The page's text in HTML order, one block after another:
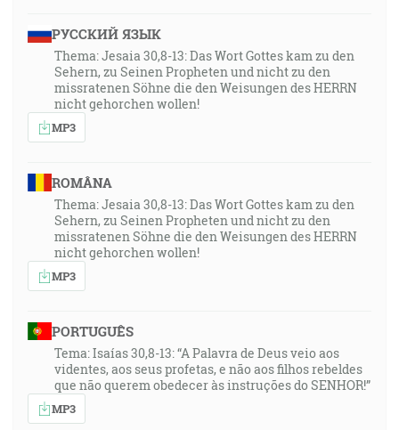
РУССКИЙ ЯЗЫК
Thema: Jesaia 30,8-13: Das Wort Gottes kam zu den
Sehern, zu Seinen Propheten und nicht zu den
missratenen Söhne die den Weisungen des HERRN
nicht gehorchen wollen!
MP3
ROMÂNA
Thema: Jesaia 30,8-13: Das Wort Gottes kam zu den
Sehern, zu Seinen Propheten und nicht zu den
missratenen Söhne die den Weisungen des HERRN
nicht gehorchen wollen!
MP3
PORTUGUÊS
Tema: Isaías 30,8-13: “A Palavra de Deus veio aos
videntes, aos seus profetas, e não aos filhos rebeldes
que não querem obedecer às instruções do SENHOR!”
MP3